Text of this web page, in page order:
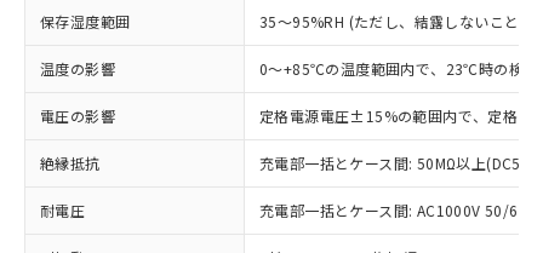
保存湿度範囲 35～95%RH (ただし、結露しないこと)
温度の影響 0～+85℃の温度範囲内で、23℃時の検
電圧の影響 定格電源電圧±15%の範囲内で、定格電
絶縁抵抗 充電部一括とケース間: 50MΩ以上
耐電圧 充電部一括とケース間: AC1000V 50/
本サービスは、当社制御機器事業取扱
商品の当社在庫状況および標準価格
(税抜)を提供させていただくもので
本サービスの対象外となる商品もある
ことをご了承ください。
在庫状況および標準価格照会結果は、
記載している更新日時点での社内デー
調査・確認中：EU RoHS指令（10物質）の
非含有の対応状況を調査中または確認中の
商品です。
非該当品：ライセンス料など無形物で、有
害物質有無と関係のない商品です。
仕入先様の事情により、非含有部品として
いたものが、含有品と判明した場合などや
※1 中国RoHS○×表
「○」：最大均質材料含有率が中国RoHSの
基準値以下であることを示します。
「×」：最大均質材料含有率が中国RoHSの
基準値を超えていることを示します。
「－」：未確認です。当社販売部門へお問
当社は、これら貴社製品のうち、外国
為替および外国貿易法に定める商品